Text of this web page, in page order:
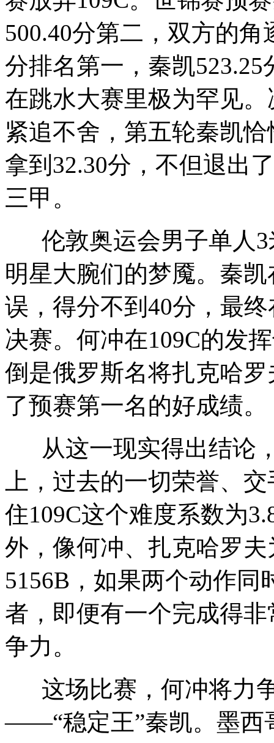
500.40分第二，双方的
分排名第一，秦凯
在跳水大赛里极为罕见
紧追不舍，第五轮秦凯
拿到32.30分，不但退出
三甲。
伦敦奥运会男子单人3
明星大腕们的梦魇。秦
误，得分不到40分，最
决赛。何冲在109C的发
倒是俄罗斯名将扎克哈
了预赛第一名的好成绩。
从这一现实得出结论
上，过去的一切荣誉、
住109C这个难度系数为
外，像何冲、扎克哈罗
5156B，如果两个动作
者，即便有一个完成得
争力。
这场比赛，何冲将力
——“稳定王”秦凯。墨西